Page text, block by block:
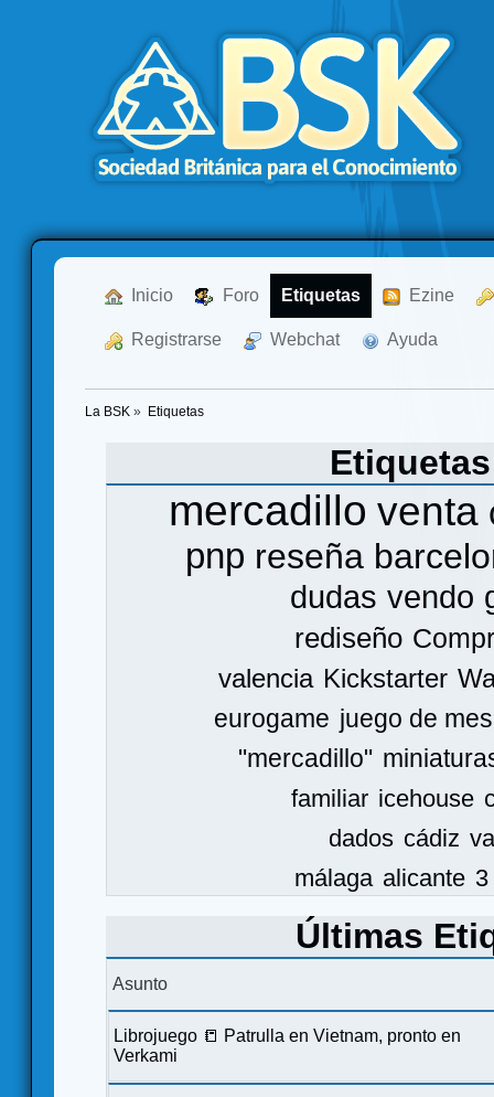
Inicio Foro Etiquetas Ezine
Registrarse Webchat Ayuda
La BSK » Etiquetas
mercadillo venta
pnp reseña
dudas vendo
rediseño
valencia Kickstarter
eurogame juego de
"mercadillo"
familiar icehouse
dados cádiz
málaga alicante
Últimas
Asunto
Librojuego 📒 Patrulla en Vietnam, pronto en
Verkami